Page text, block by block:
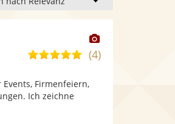
Dieser
Künstler
4,9
5
(4)
Firmenfeiern,
Ich zeichne